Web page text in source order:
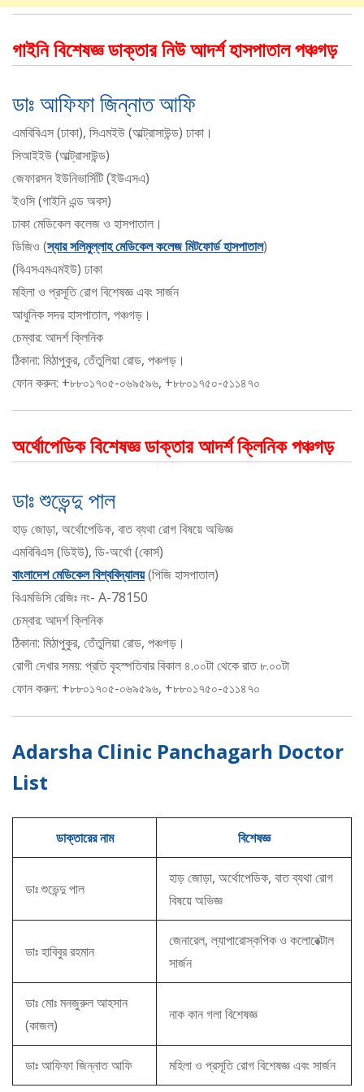
গাইনি বিশেষজ্ঞ ডাক্তার নিউ আদর্শ হাসপাতাল পঞ্চগড়
ডাঃ আফিফা জিন্নাত আফি
এমবিবিএস (ঢাকা), সিএমইউ (আল্ট্রাসাউন্ড) ঢাকা।
সিআইইউ (আল্ট্রাসাউন্ড)
জেফারসন ইউনিভার্সিটি (ইউএসএ)
ইওসি (গাইনি এন্ড অবস)
ঢাকা মেডিকেল কলেজ ও হাসপাতাল।
ডিজিও (স্যার সলিমুল্লাহ মেডিকেল কলেজ মিটফোর্ড হাসপাতাল)
(বিএসএমএমইউ) ঢাকা
মহিলা ও প্রসূতি রোগ বিশেষজ্ঞ এবং সার্জন
আধুনিক সদর হাসপাতাল, পঞ্চগড়।
চেম্বার: আদর্শ ক্লিনিক
ঠিকানা: মিঠাপুকুর, তেঁতুলিয়া রোড, পঞ্চগড়।
ফোন করুন: +৮৮০১৭০৫-০৬৯৫৯৬, +৮৮০১৭৫০-৫১১৪৭০
অর্থোপেডিক বিশেষজ্ঞ ডাক্তার আদর্শ ক্লিনিক পঞ্চগড়
ডাঃ শুভেন্দু পাল
হাড় জোড়া, অর্থোপেডিক, বাত ব্যথা রোগ বিষয়ে অভিজ্ঞ
এমবিবিএস (ডিইউ), ডি-অর্থো (কোর্স)
বাংলাদেশ মেডিকেল বিশ্ববিদ্যালয়(পিজি হাসপাতাল)
বিএমডিসি রেজিঃ নং- A-78150
চেম্বার: আদর্শ ক্লিনিক
ঠিকানা: মিঠাপুকুর, তেঁতুলিয়া রোড, পঞ্চগড়।
রোগী দেখার সময়: প্রতি বৃহস্পতিবার বিকাল ৪.০০টা থেকে রাত ৮.০০টা
ফোন করুন: +৮৮০১৭০৫-০৬৯৫৯৬, +৮৮০১৭৫০-৫১১৪৭০
Adarsha Clinic Panchagarh Doctor
List
ডাক্তারের নাম বিশেষজ্ঞ
ডাঃ শুভেন্দু পাল
হাড় জোড়া, অর্থোপেডিক, বাত ব্যথা রোগ
বিষয়ে অভিজ্ঞ
ডাঃ হাবিবুর রহমান
জেনারেল, ল্যাপারোস্কপিক ও কলোরেক্টাল
সার্জন
ডাঃ মোঃ মনজুরুল আহসান
(কাজল)
নাক কান গলা বিশেষজ্ঞ
ডাঃ আফিফা জিন্নাত আফি মহিলা ও প্রসূতি রোগ বিশেষজ্ঞ এবং সার্জন